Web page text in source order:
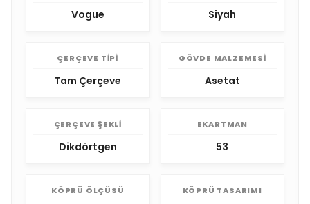
Vogue Siyah
ÇERÇEVE TIPI
Tam Çerçeve
GÖVDE MALZEMESI
Asetat
ÇERÇEVE ŞEKLI
Dikdörtgen
EKARTMAN
53
KÖPRÜ ÖLÇÜSÜ KÖPRÜ TASARIMI